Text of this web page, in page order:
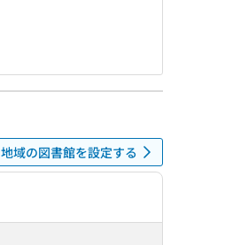
地域の図書館を設定する